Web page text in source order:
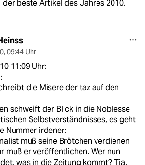
der beste Artikel des Jahres 2010.
, 09:44 Uhr
11:09 Uhr:
die Misere der taz auf den
schweift der Blick in die Noblesse
Selbstverständnisses, es geht
Nummer irdener:
muß seine Brötchen verdienen
muß er veröffentlichen. Wer nun
was in die Zeitung kommt? Tja,